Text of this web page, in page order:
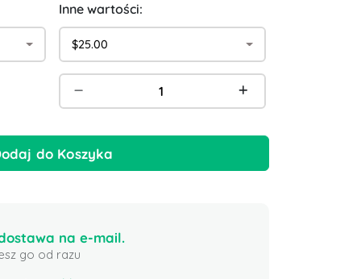
Inne wartości:
$25.00
do Koszyka
na e-mail.
go od razu